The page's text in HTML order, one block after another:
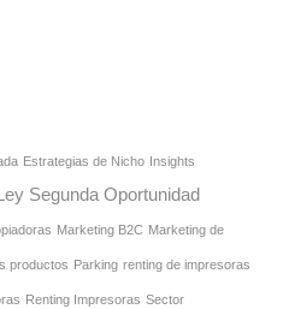
Estrategias de Nicho Insights
Ley Segunda Oportunidad
Marketing B2C Marketing de
productos Parking renting de impresoras
Renting Impresoras Sector